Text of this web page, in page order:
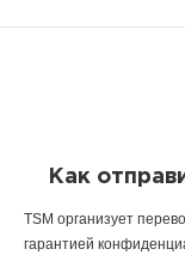
Как
TSM организует
гарантией